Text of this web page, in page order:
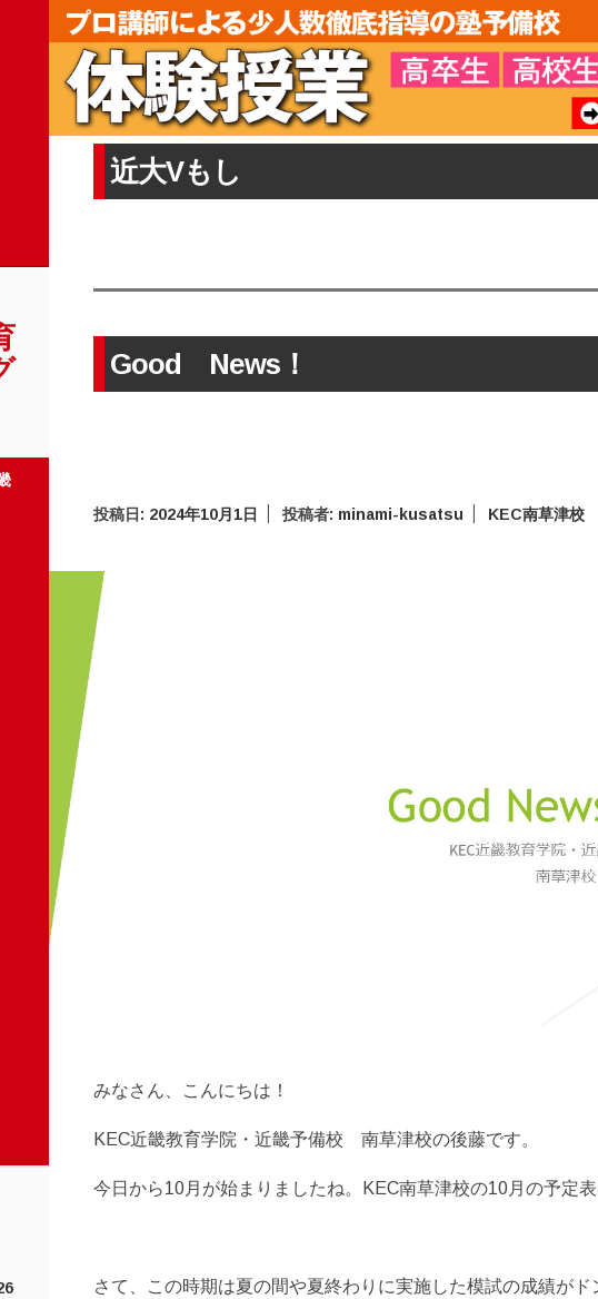
近大Vもし
Good News！
投稿日: 2024年10月1日 投稿者: minami-kusatsu KEC南草津校
みなさん、こんにちは！
KEC近畿教育学院・近畿予備校 南草津校の後藤です。
今日から10月が始まりましたね。KEC南草津校の10月の予定表
さて、この時期は夏の間や夏終わりに実施した模試の成績が